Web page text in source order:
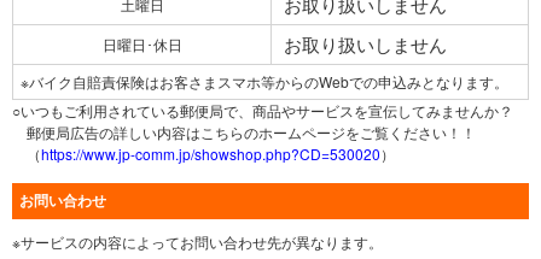
土曜日
日曜日･休日 お取り扱いしません
※バイク自賠責保険はお客さまスマホ等からのWebでの申込みとなります。
○いつもご利用されている郵便局で、商品やサービスを宣伝してみませんか？
郵便局広告の詳しい内容はこちらのホームページをご覧ください！！
（https://www.jp-comm.jp/showshop.php?CD=530020）
お問い合わせ
※サービスの内容によってお問い合わせ先が異なります。